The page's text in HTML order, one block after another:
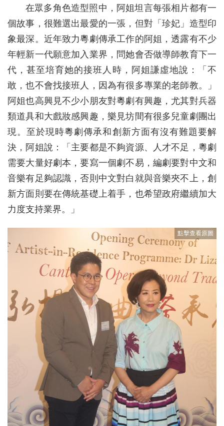
在眾多角色造型照中，阿姐坦言每張相片都有一
個故事，很難選出最愛的一張，但對「珍妃」造型印
象最深。近年致力粵劇傳承工作的阿姐，透露有不少
年輕新一代願意加入業界，問她會否做導師教育下一
代，甚至培育她的接班人時，阿姐謙虛地說：「不
敢，也不會找接班人，因為有很多專業的老師教。」
阿姐也高興見不少小朋友對粵劇有興趣，尤其對兵器
類道具和大戲妝感興趣，樂見坊間有很多兒童劇團出
現。至於現時粵劇傳承和創新方面有沒有難題要解
決，阿姐說：「主要都是不夠資源、人才不足，粵劇
需要大量好劇本，要寫一個劇不易，編劇要對中文和
音樂有足夠認識，否則中文對白就與音樂夾不上，創
新方面則要在傳統基礎上着手，也希望政府繼續加大
力度支持業界。」